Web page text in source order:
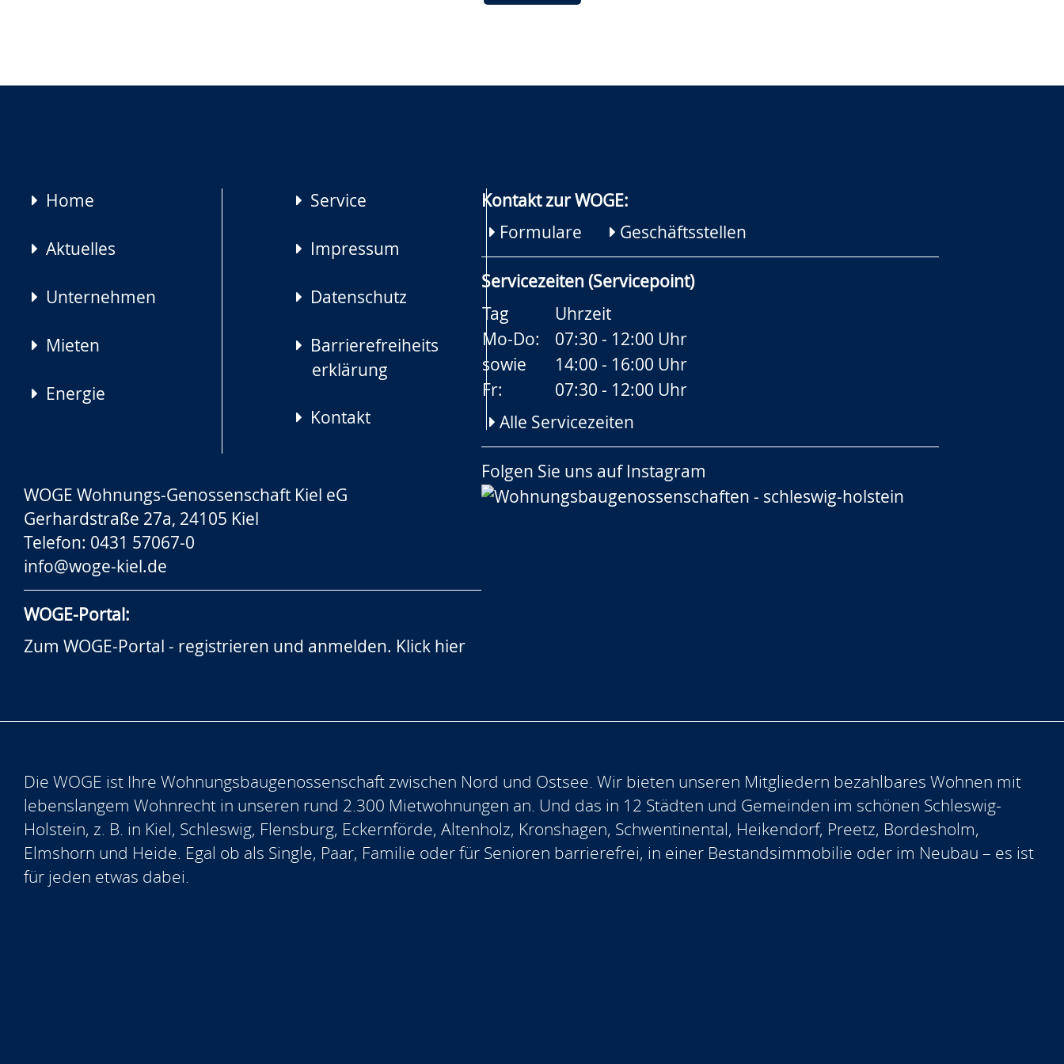
Navigation
Home
Aktuelles
Unternehmen
Mieten
Energie
Service
Impressum
Datenschutz
Barrierefreiheits
erklärung
Kontakt
Kontakt zur WOGE:
Formulare
Geschäftsstellen
Servicezeiten (Servicepoint)
Tag
Uhrzeit
Mo-Do:
07:30 - 12:00 Uhr
sowie
14:00 - 16:00 Uhr
Fr:
07:30 - 12:00 Uhr
Alle Servicezeiten
Folgen Sie uns auf Instagram
WOGE Wohnungs-Genossenschaft Kiel eG
Gerhardstraße 27a, 24105 Kiel
Telefon: 0431 57067-0
info@woge-kiel.de
WOGE-Portal:
Zum WOGE-Portal - registrieren und anmelden. Klick hier
Die WOGE ist Ihre Wohnungsbaugenossenschaft zwischen Nord und Ostsee. Wir bieten unseren Mitgliedern bezahlbares Wohnen mit
lebenslangem Wohnrecht in unseren rund 2.300 Mietwohnungen an. Und das in 12 Städten und Gemeinden im schönen Schleswig-
Holstein, z. B. in Kiel, Schleswig, Flensburg, Eckernförde, Altenholz, Kronshagen, Schwentinental, Heikendorf, Preetz, Bordesholm,
Elmshorn und Heide. Egal ob als Single, Paar, Familie oder für Senioren barrierefrei, in einer Bestandsimmobilie oder im Neubau – es ist
für jeden etwas dabei.